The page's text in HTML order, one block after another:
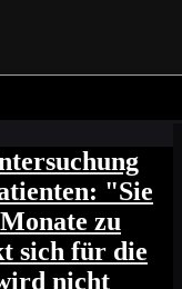
"Sie
zu
sich für die
nicht